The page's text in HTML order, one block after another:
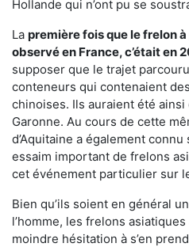
Hollande qui n’ont pu se
La première fois que le frelon
observé en France, c’était en
supposer que le trajet
conteneurs qui contenaient
chinoises. Ils auraient été
Garonne. Au cours de cette
d’Aquitaine a également
essaim important de frelons
cet événement particulier sur
Bien qu’ils soient en général
l’homme, les frelons asiatiques
moindre hésitation à s’en